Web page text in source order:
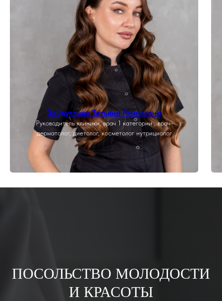
Зайдуллина Татьяна Рамилевна
Руководитель клиники, врач 1 категории , врач-
дерматолог, диетолог, косметолог нутрициолог
ПОСОЛЬСТВО МОЛОДОСТИ
И КРАСОТЫ